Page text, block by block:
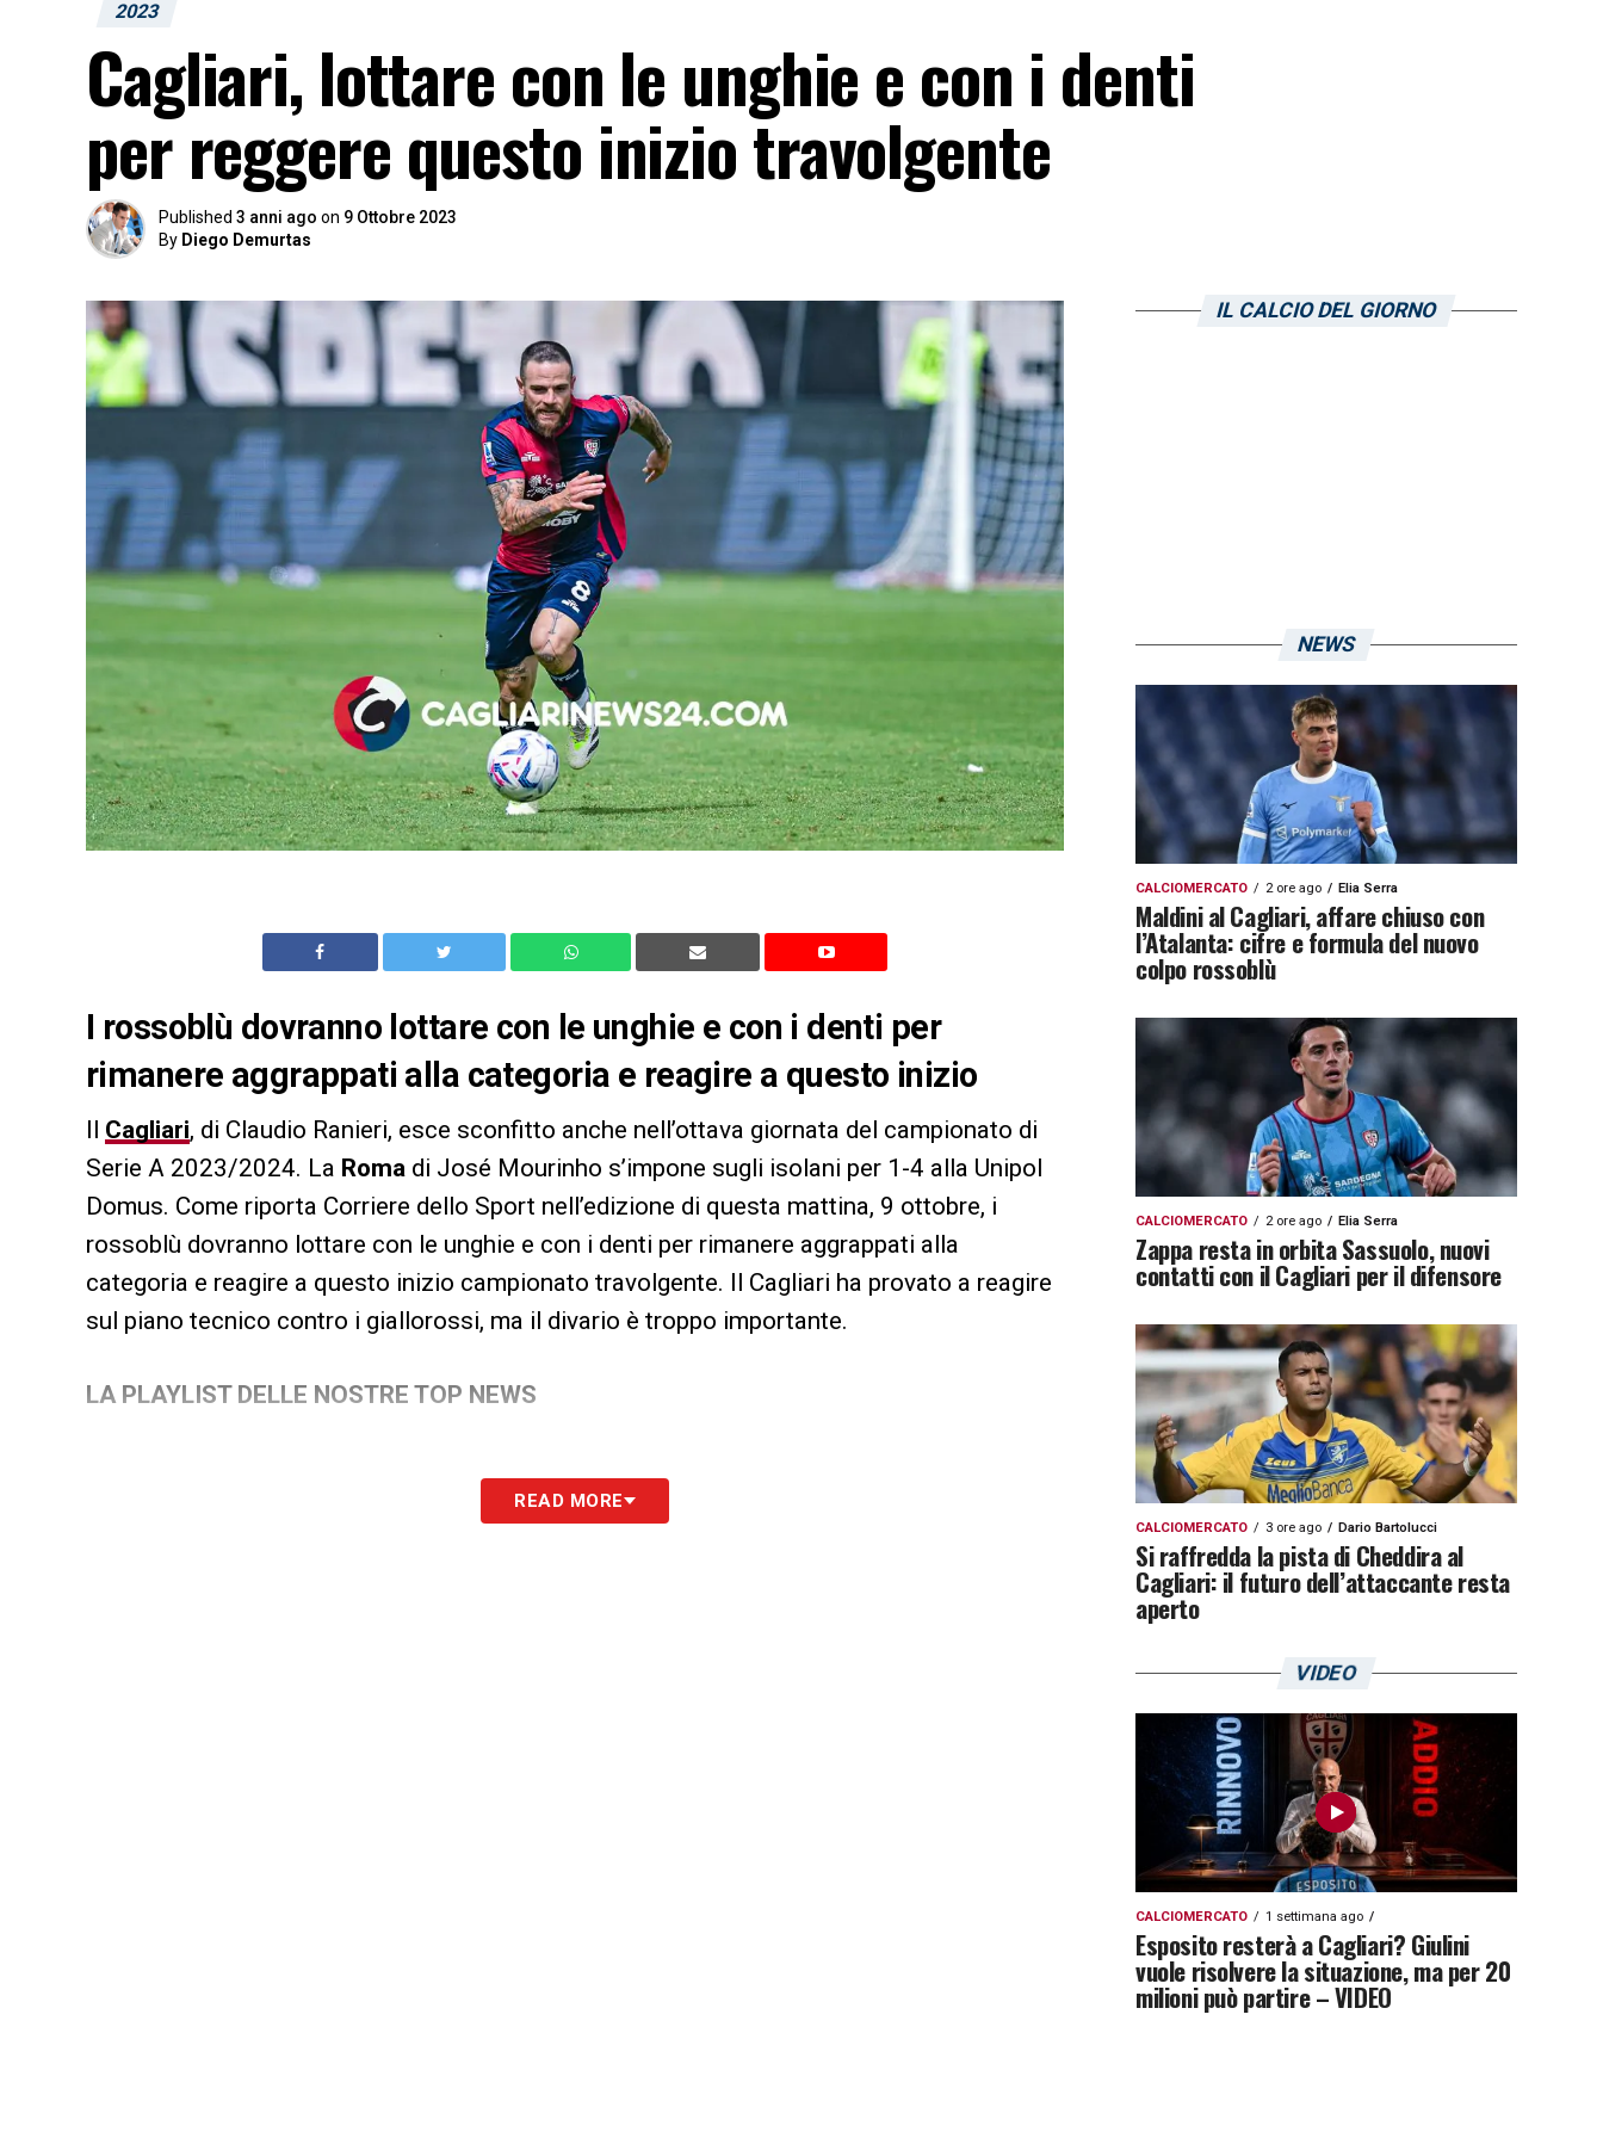
2023
Cagliari, lottare con le unghie e con i denti
per reggere questo inizio travolgente
Published 3 anni ago on 9 Ottobre 2023
By Diego Demurtas
I rossoblù dovranno lottare con le unghie e con i denti per
rimanere aggrappati alla categoria e reagire a questo inizio
Il Cagliari, di Claudio Ranieri, esce sconfitto anche nell’ottava giornata del campionato di
Serie A 2023/2024. La Roma di José Mourinho s’impone sugli isolani per 1-4 alla Unipol
Domus. Come riporta Corriere dello Sport nell’edizione di questa mattina, 9 ottobre, i
rossoblù dovranno lottare con le unghie e con i denti per rimanere aggrappati alla
categoria e reagire a questo inizio campionato travolgente. Il Cagliari ha provato a reagire
sul piano tecnico contro i giallorossi, ma il divario è troppo importante.
LA PLAYLIST DELLE NOSTRE TOP NEWS
READ MORE
IL CALCIO DEL GIORNO
NEWS
CALCIOMERCATO 2 ore ago Elia Serra
Maldini al Cagliari, affare chiuso con
l’Atalanta: cifre e formula del nuovo
colpo rossoblù
CALCIOMERCATO 2 ore ago Elia Serra
Zappa resta in orbita Sassuolo, nuovi
contatti con il Cagliari per il difensore
CALCIOMERCATO 3 ore ago Dario Bartolucci
Si raffredda la pista di Cheddira al
Cagliari: il futuro dell’attaccante resta
aperto
VIDEO
CALCIOMERCATO 1 settimana ago
Esposito resterà a Cagliari? Giulini
vuole risolvere la situazione, ma per 20
milioni può partire – VIDEO